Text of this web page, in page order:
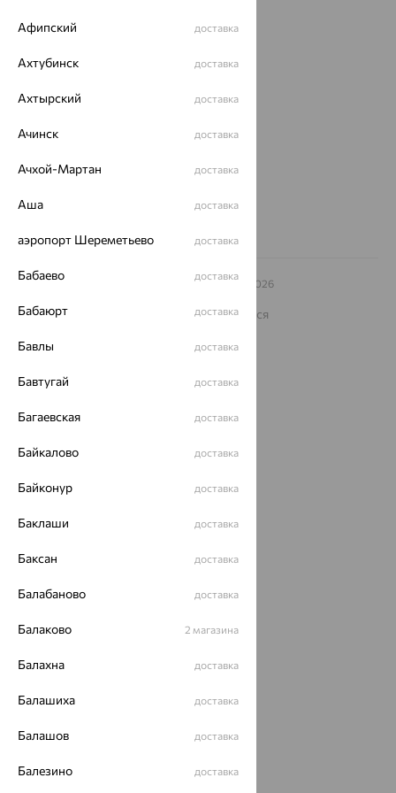
Покупателям
ул. Зегеля, 27/2
8 (800) 250-02-30
© ООО «Ювелирный дом «Кристалл»,2009 – 2026
На информационном ресурсе применяются
ОГРН 1044800168379
Афипский доставка
Ахтубинск доставка
Ахтырский доставка
Ачинск доставка
Ачхой-Мартан доставка
Аша доставка
аэропорт Шереметьево доставка
Бабаево доставка
Бабаюрт доставка
Бавлы доставка
Бавтугай доставка
Багаевская доставка
Байкалово доставка
Байконур доставка
Баклаши доставка
Баксан доставка
Балабаново доставка
Балаково 2 магазина
Балахна доставка
Балашиха доставка
Балашов доставка
Балезино доставка